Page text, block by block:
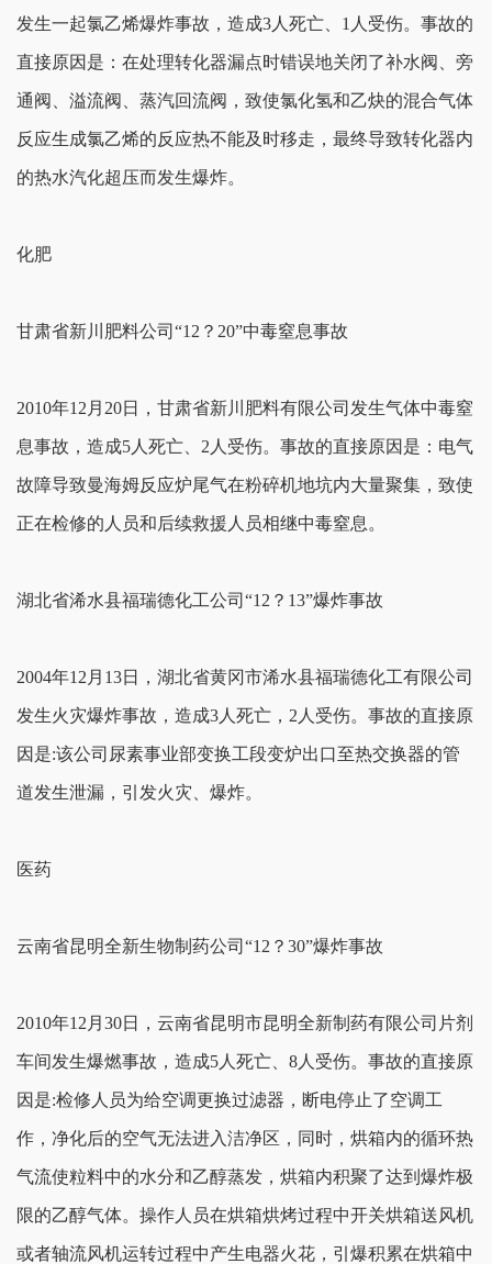
发生一起氯乙烯爆炸事故，造成3人死亡、1人受伤。事故的
直接原因是：在处理转化器漏点时错误地关闭了补水阀、旁
通阀、溢流阀、蒸汽回流阀，致使氯化氢和乙炔的混合气体
反应生成氯乙烯的反应热不能及时移走，最终导致转化器内
的热水汽化超压而发生爆炸。
化肥
甘肃省新川肥料公司“12？20”中毒窒息事故
2010年12月20日，甘肃省新川肥料有限公司发生气体中毒窒
息事故，造成5人死亡、2人受伤。事故的直接原因是：电气
故障导致曼海姆反应炉尾气在粉碎机地坑内大量聚集，致使
正在检修的人员和后续救援人员相继中毒窒息。
湖北省浠水县福瑞德化工公司“12？13”爆炸事故
2004年12月13日，湖北省黄冈市浠水县福瑞德化工有限公司
发生火灾爆炸事故，造成3人死亡，2人受伤。事故的直接原
因是:该公司尿素事业部变换工段变炉出口至热交换器的管
道发生泄漏，引发火灾、爆炸。
医药
云南省昆明全新生物制药公司“12？30”爆炸事故
2010年12月30日，云南省昆明市昆明全新制药有限公司片剂
车间发生爆燃事故，造成5人死亡、8人受伤。事故的直接原
因是:检修人员为给空调更换过滤器，断电停止了空调工
作，净化后的空气无法进入洁净区，同时，烘箱内的循环热
气流使粒料中的水分和乙醇蒸发，烘箱内积聚了达到爆炸极
限的乙醇气体。操作人员在烘箱烘烤过程中开关烘箱送风机
或者轴流风机运转过程中产生电器火花，引爆积累在烘箱中